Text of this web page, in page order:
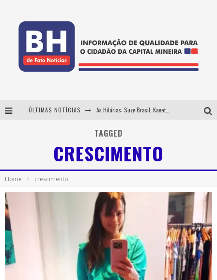
ÚLTIMAS NOTÍCIAS As Hilárias: Suzy Brasil, Kayete e Karoline Absinto retornam a Belo Horizonte para apresentação única no Teatro Sesiminas
Hot Wheels Monster Trucks Live™ confirma Belo Horizonte na turnê América do Sul 2027
TAGGED
CRESCIMENTO
Home crescimento